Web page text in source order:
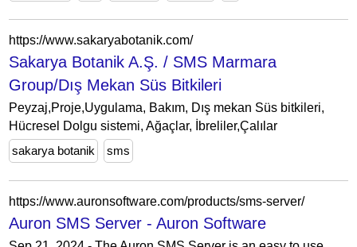
https://www.sakaryabotanik.com/
Sakarya Botanik A.Ş. / SMS Marmara
Group/Dış Mekan Süs Bitkileri
Peyzaj,Proje,Uygulama, Bakım, Dış mekan Süs bitkileri,
Hücresel Dolgu sistemi, Ağaçlar, İbreliler,Çalılar
sakarya botanik
sms
https://www.auronsoftware.com/products/sms-server/
Auron SMS Server - Auron Software